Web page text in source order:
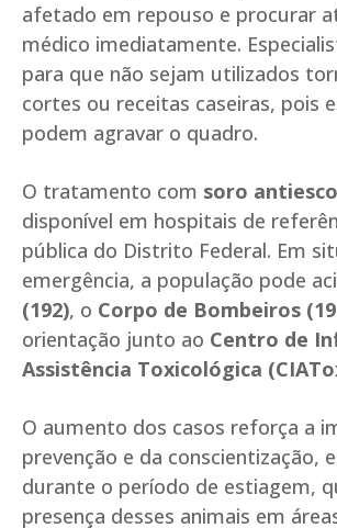
afetado em repouso e procurar
médico imediatamente.
para que não sejam utilizados
cortes ou receitas caseiras, pois
podem agravar o quadro.
O tratamento com soro
disponível em hospitais de
pública do Distrito Federal. Em
emergência, a população pode
(192), o Corpo de Bombeiros
orientação junto ao Centro de
Assistência Toxicológica
O aumento dos casos reforça a
prevenção e da conscientização,
durante o período de estiagem,
presença desses animais em